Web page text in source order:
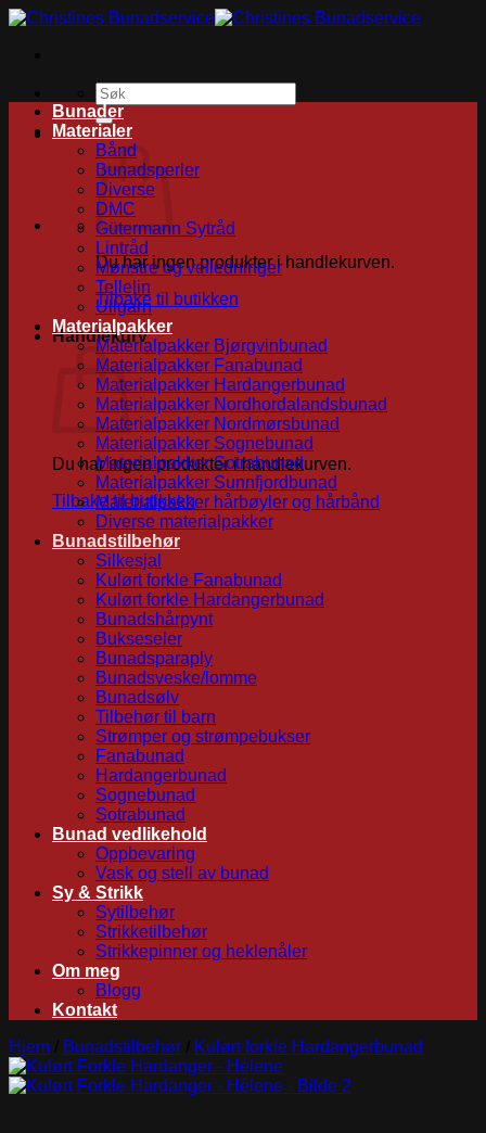
Skip
Søk
etter:
Du har ingen produkter i handlekurven.
Tilbake til butikken
Handlekurv
Du har ingen produkter i handlekurven.
Tilbake til butikken
Bunader
Materialer
Bånd
Bunadsperler
Diverse
DMC
Gütermann Sytråd
Lintråd
Mønstre og veiledninger
Tellelin
Ullgarn
Materialpakker
Materialpakker Bjørgvinbunad
Materialpakker Fanabunad
Materialpakker Hardangerbunad
Materialpakker Nordhordalandsbunad
Materialpakker Nordmørsbunad
Materialpakker Sognebunad
Materialpakker Sotrabunad
Materialpakker Sunnfjordbunad
Materialpakker hårbøyler og hårbånd
Diverse materialpakker
Bunadstilbehør
Silkesjal
Kulørt forkle Fanabunad
Kulørt forkle Hardangerbunad
Bunadshårpynt
Bukseseler
Bunadsparaply
Bunadsveske/lomme
Bunadsølv
Tilbehør til barn
Strømper og strømpebukser
Fanabunad
Hardangerbunad
Sognebunad
Sotrabunad
Bunad vedlikehold
Oppbevaring
Vask og stell av bunad
Sy & Strikk
Sytilbehør
Strikketilbehør
Strikkepinner og heklenåler
Om meg
Blogg
Kontakt
Hjem
Bunadstilbehør Kulørt forkle Hardangerbunad